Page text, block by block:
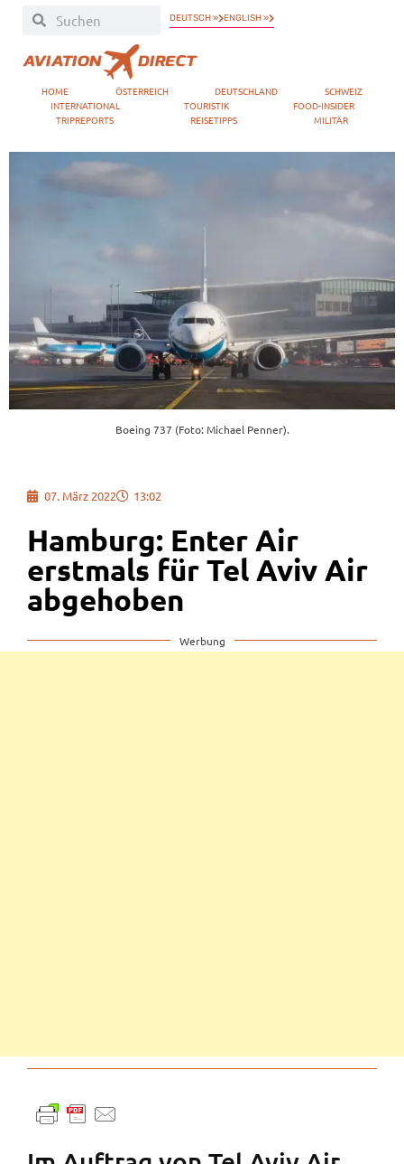
DEUTSCH » ENGLISH »
HOME ÖSTERREICH DEUTSCHLAND
SCHWEIZ
INTERNATIONAL
TOURISTIK
FOOD-INSIDER
TRIPREPORTS
REISETIPPS MILITÄR
Boeing 737 (Foto: Michael Penner).
07. März 2022 13:02
Hamburg: Enter Air
erstmals für Tel Aviv Air
abgehoben
Werbung